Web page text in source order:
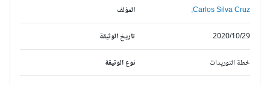
المؤلف Carlos Silva Cruz;
تاريخ الوثيقة 2020/10/29
نوع الوثيقة خطة التوريدات